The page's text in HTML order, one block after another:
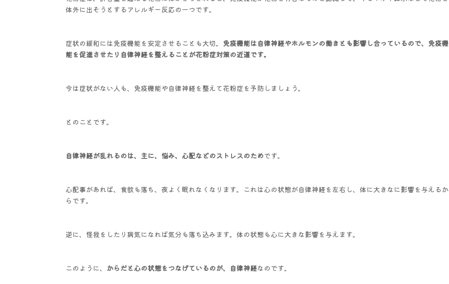
体外に出そうとするアレルギー反応の一つです。
症状の緩和には免疫機能を安定させることも大切。 免疫機能は自律神経やホルモンの働きとも影響し合っているので、免疫機
能を促進させたり自律神経を整えることが花粉症対策の近道です。
今は症状がない人も、免疫機能や自律神経を整えて花粉症を予防しましょう。
とのことです。
自律神経が乱れるのは、主に、悩み、心配などのストレスのためです。
心配事があれば、食欲も落ち、夜よく眠れなくなります。これは心の状態が自律神経を左右し、体に大きなに影響を与えるか
らです。
逆に、怪我をしたり病気になれば気分も落ち込みます。体の状態も心に大きな影響を与えます。
このように、 からだと心の状態をつなげているのが、自律神経なのです。